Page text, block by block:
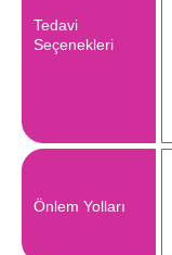
Tedavi
Seçenekleri
Önlem Yolları